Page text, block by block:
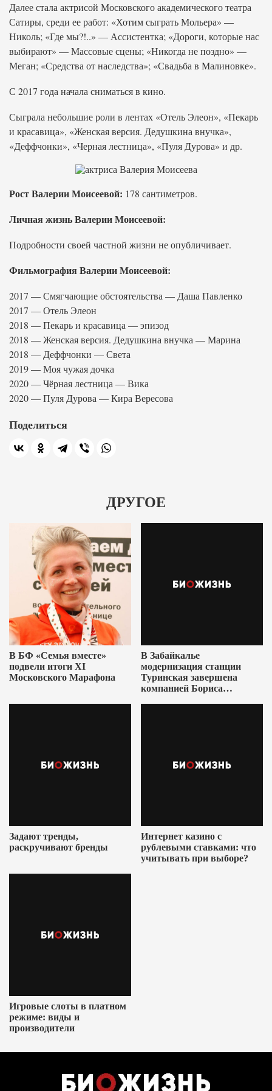
Далее стала актрисой Московского академического театра
Сатиры, среди ее работ: «Хотим сыграть Мольера» —
Николь; «Где мы?!..» — Ассистентка; «Дороги, которые нас
выбирают» — Массовые сцены; «Никогда не поздно» —
Меган; «Средства от наследства»; «Свадьба в Малиновке».
С 2017 года начала сниматься в кино.
Сыграла небольшие роли в лентах «Отель Элеон», «Пекарь
и красавица», «Женская версия. Дедушкина внучка»,
«Деффчонки», «Черная лестница», «Пуля Дурова» и др.
Рост Валерии Моисеевой: 178 сантиметров.
Личная жизнь Валерии Моисеевой:
Подробности своей частной жизни не опубличивает.
Фильмография Валерии Моисеевой:
2017 — Смягчающие обстоятельства — Даша Павленко
2017 — Отель Элеон
2018 — Пекарь и красавица — эпизод
2018 — Женская версия. Дедушкина внучка — Марина
2018 — Деффчонки — Света
2019 — Моя чужая дочка
2020 — Чёрная лестница — Вика
2020 — Пуля Дурова — Кира Вересова
Поделиться
ДРУГОЕ
В БФ «Семья вместе»
подвели итоги XI
Московского Марафона
В Забайкалье
модернизация станции
Туринская завершена
компанией Бориса
Задают тренды,
раскручивают бренды
Интернет казино с
рублевыми ставками: что
учитывать при выборе?
Игровые слоты в платном
режиме: виды и
производители